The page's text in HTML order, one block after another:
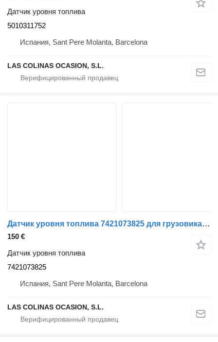
Датчик уровня топлива
5010311752
Испания, Sant Pere Molanta, Barcelona
LAS COLINAS OCASION, S.L.
Датчик уровня топлива 7421073825 для грузовика Renault Magnum
150 €
Датчик уровня топлива
7421073825
Испания, Sant Pere Molanta, Barcelona
LAS COLINAS OCASION, S.L.